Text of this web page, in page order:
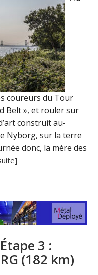
coureurs du Tour
Belt », et rouler sur
construit au-
Nyborg, sur la terre
donc, la mère des
3 :
(182 km)